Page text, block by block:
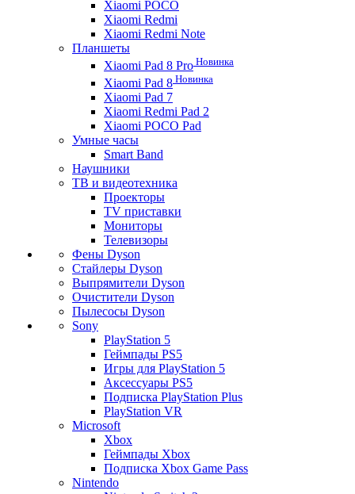
Xiaomi POCO
Xiaomi Redmi
Xiaomi Redmi Note
Планшеты
Xiaomi Pad 8 Pro Новинка
Xiaomi Pad 8 Новинка
Xiaomi Pad 7
Xiaomi Redmi Pad 2
Xiaomi POCO Pad
Умные часы
Smart Band
Наушники
ТВ и видеотехника
Проекторы
TV приставки
Мониторы
Телевизоры
Фены Dyson
Стайлеры Dyson
Выпрямители Dyson
Очистители Dyson
Пылесосы Dyson
Sony
PlayStation 5
Геймпады PS5
Игры для PlayStation 5
Аксессуары PS5
Подписка PlayStation Plus
PlayStation VR
Microsoft
Xbox
Геймпады Xbox
Подписка Xbox Game Pass
Nintendo